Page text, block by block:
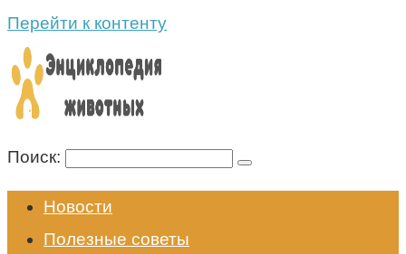
Перейти к контенту
Поиск:
Новости
Полезные советы